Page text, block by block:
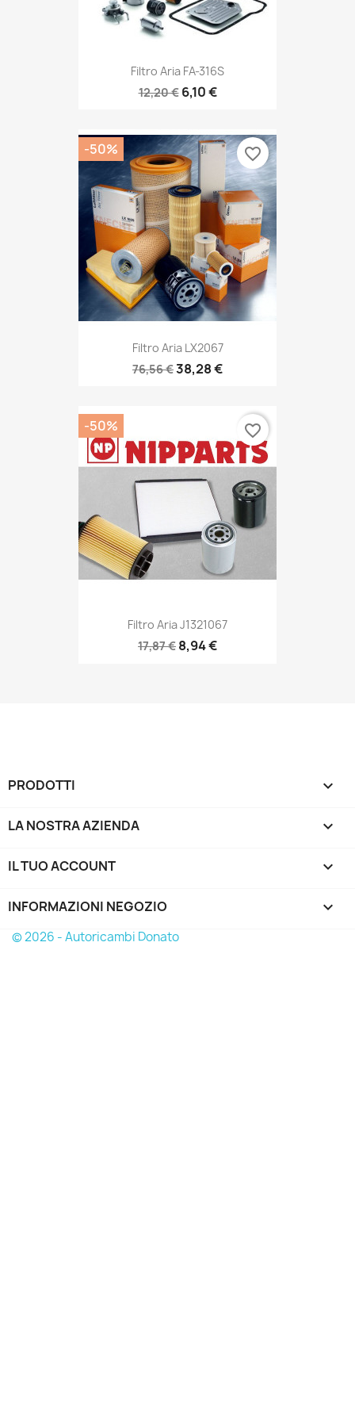
Filtro Aria FA-316S
12,20 € 6,10 €
Filtro Aria LX2067
76,56 €38,28 €
-50% favorite_border
Filtro Aria J1321067
17,87 € 8,94 €
-50% favorite_border
PRODOTTI 
LA NOSTRA AZIENDA 
IL TUO ACCOUNT 
INFORMAZIONI NEGOZIO keyboard_arrow_down
© 2026 - Autoricambi Donato